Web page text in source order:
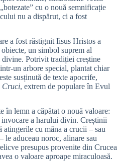
cu o nouă semnificație
nu a dispărut, ci a fost
a fost răstignit Iisus Hristos a
un simbol suprem al
Potrivit tradiției creștine
un arbore special, plantat chiar
susținută de texte apocrife,
Cruci, extrem de populare în Evul
în lemn a căpătat o nouă valoare:
a harului divin. Creștinii
atingerile cu mâna a crucii – sau
le aduceau noroc, alinare sau
presupus provenite din Crucea
o valoare aproape miraculoasă.